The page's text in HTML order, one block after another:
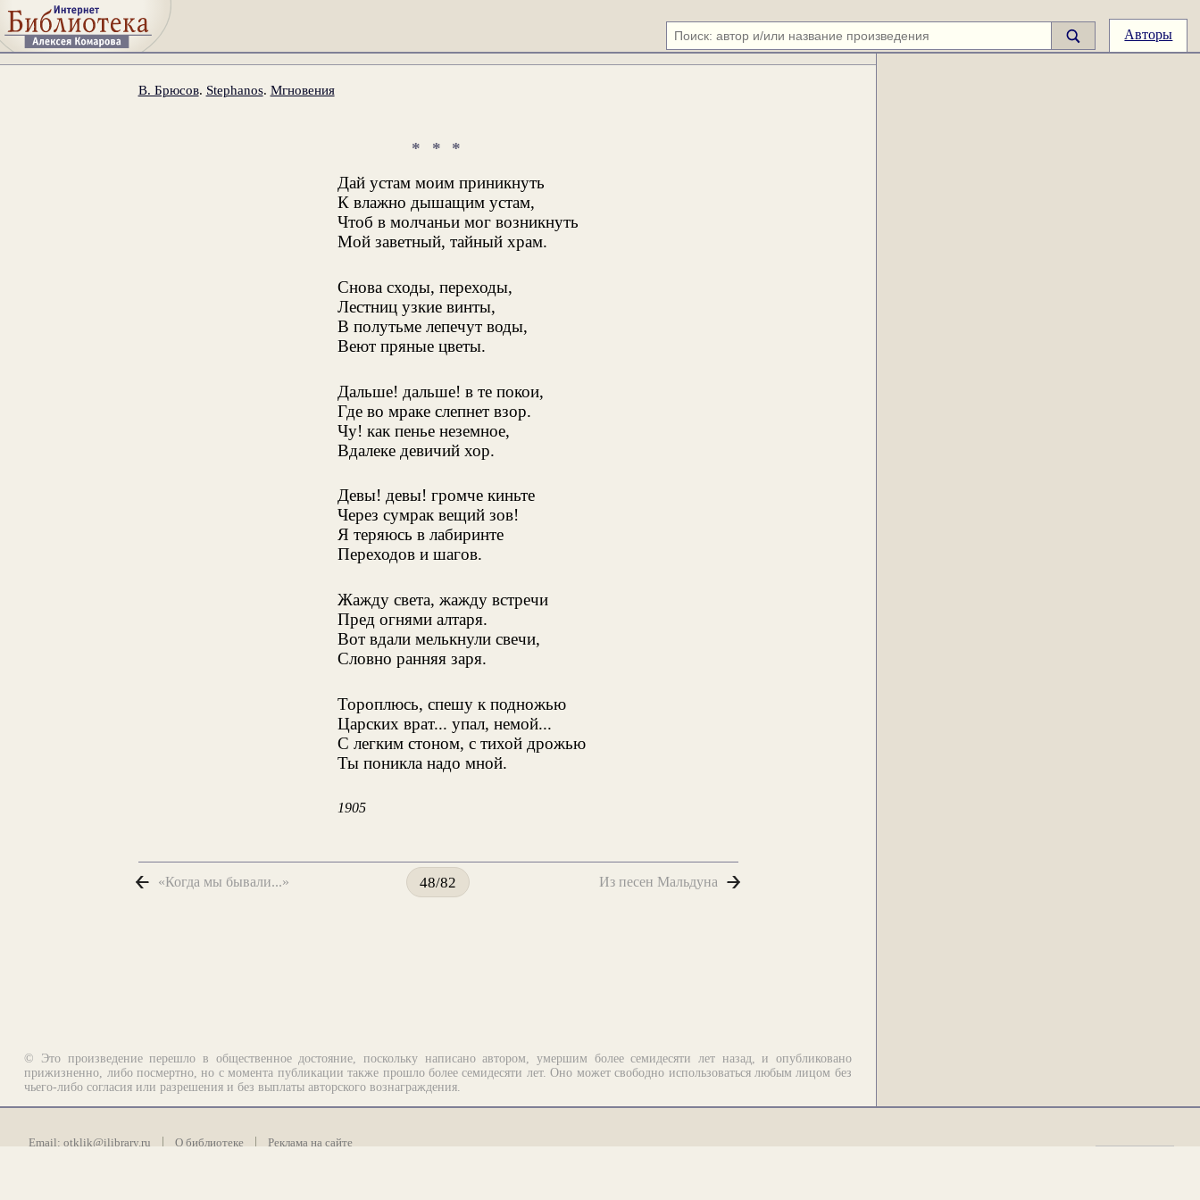
Авторы
В. Брюсов. Stephanos. Mгновения
* * *
Дай устам моим приникнуть
К влажно дышащим устам,
Чтоб в молчаньи мог возникнуть
Мой заветный, тайный храм.
Снова сходы, переходы,
Лестниц узкие винты,
В полутьме лепечут воды,
Веют пряные цветы.
Дальше! дальше! в те покои,
Где во мраке слепнет взор.
Чу! как пенье неземное,
Вдалеке девичий хор.
Девы! девы! громче киньте
Через сумрак вещий зов!
Я теряюсь в лабиринте
Переходов и шагов.
Жажду света, жажду встречи
Пред огнями алтаря.
Вот вдали мелькнули свечи,
Словно ранняя заря.
Тороплюсь, спешу к подножью
Царских врат... упал, немой...
С легким стоном, с тихой дрожью
Ты поникла надо мной.
1905
«Когда мы бывали...» 48/82 Из песен Мальдуна
© Это произведение перешло в общественное достояние, поскольку написано автором, умершим более семидесяти лет назад, и опубликовано
прижизненно, либо посмертно, но с момента публикации также прошло более семидесяти лет. Оно может свободно использоваться любым лицом без
чьего-либо согласия или разрешения и без выплаты авторского вознаграждения.
Email: otklik@ilibrary.ru О библиотеке Реклама на сайте